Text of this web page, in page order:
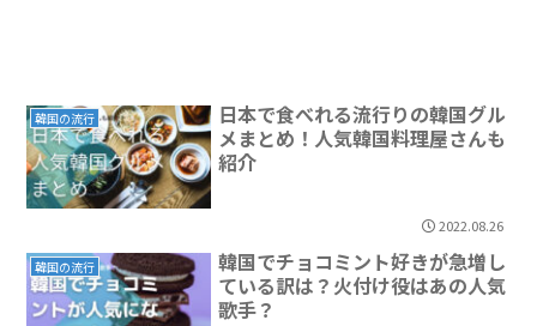
韓国の流行
日本で食べれる流行りの韓国グル
メまとめ！人気韓国料理屋さんも
紹介
2022.08.26
韓国の流行
韓国でチョコミント好きが急増し
ている訳は？火付け役はあの人気
歌手？